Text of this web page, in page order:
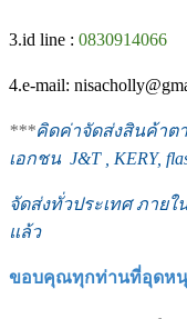
3.id line : 0830914066
4.e-mail:
***คิดค่าจัดส่งสินค้าต
เอกชน J&T , KERY,
จัดส่งทั่วประเทศ ภาย
แล้ว
ขอบคุณทุกท่านที่อุดห